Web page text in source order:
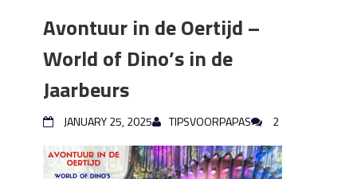
Avontuur in de Oertijd –
World of Dino’s in de
Jaarbeurs
JANUARY 25, 2025 TIPSVOORPAPAS 2